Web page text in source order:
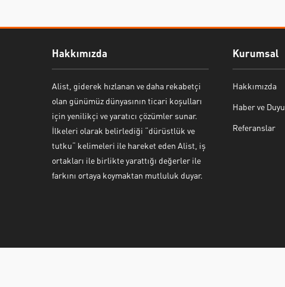
Hakkımızda
Alist, giderek hızlanan ve daha rekabetçi
olan günümüz dünyasının ticari koşulları
için yenilikçi ve yaratıcı çözümler sunar.
İlkeleri olarak belirlediği “dürüstlük ve
tutku“ kelimeleri ile hareket eden Alist, iş
ortakları ile birlikte yarattığı değerler ile
farkını ortaya koymaktan mutluluk duyar.
Kurumsal
Hakkımızda
Haber ve
Referanslar